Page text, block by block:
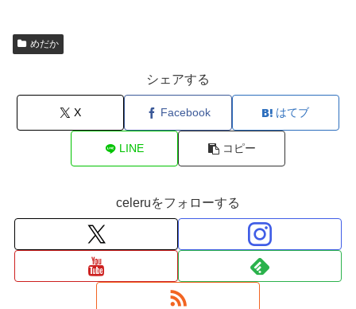
めだか
シェアする
X Facebook はてブ
LINE コピー
celeruをフォローする